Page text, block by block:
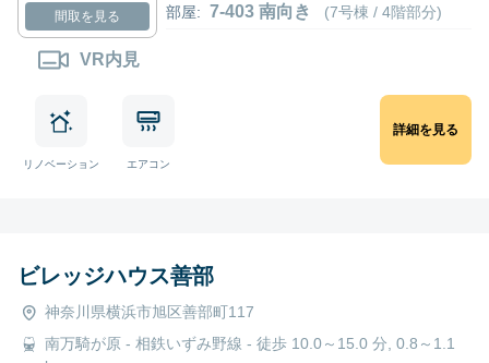
間取を見る
VR内見
部屋: 7-403 南向き (7号棟 / 4階部分)
リノベーション エアコン
詳細を見る
ビレッジハウス善部
神奈川県横浜市旭区善部町117
南万騎が原 - 相鉄いずみ野線 - 徒歩 10.0～15.0 分, 0.8～1.1